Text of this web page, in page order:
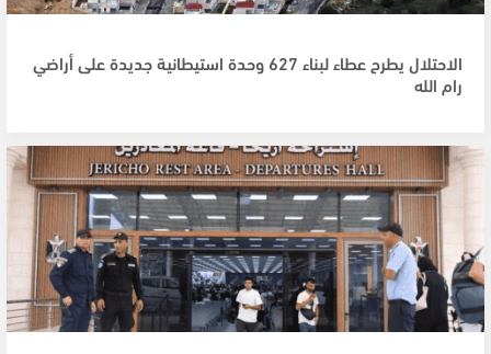
الاحتلال يطرح عطاء لبناء 627 وحدة استيطانية جديدة على أراضي
رام الله